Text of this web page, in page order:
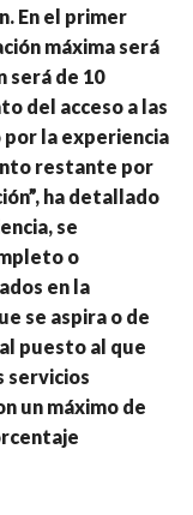
En el primer
máxima será
será de 10
del acceso a las
la experiencia
restante por
ha detallado
se
o
en la
se aspira o de
puesto al que
servicios
un máximo de